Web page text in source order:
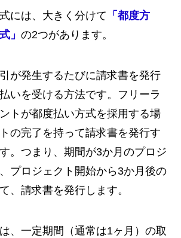
には、大きく分けて 「都度方
」 の2つがあります。
が発生するたびに請求書を発行
いを受ける方法です。フリーラ
トが都度払い方式を採用する場
の完了を持って請求書を発行す
。つまり、期間が3か月のプロジ
プロジェクト開始から3か月後の
、請求書を発行します。
、一定期間（通常は1ヶ月）の取